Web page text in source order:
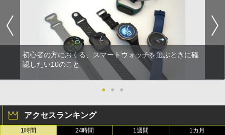
初心者の方におくる、スマートウォッチを選ぶときに確
認したい10のこと
● ● ●
アクセスランキング
1時間 24時間 1週間 1カ月